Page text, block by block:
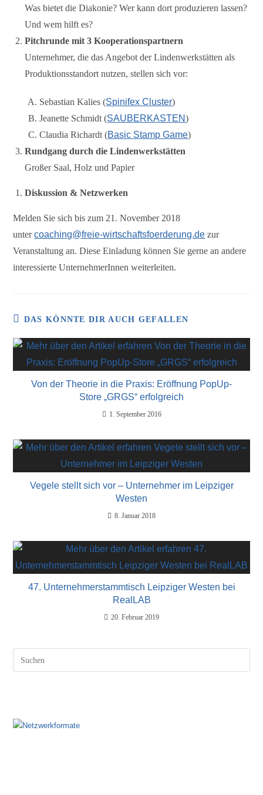
Was bietet die Diakonie? Wer kann dort produzieren lassen?
Und wem hilft es?
Pitchrunde mit 3 Kooperationspartnern
Unternehmer, die das Angebot der Lindenwerkstätten als
Produktionsstandort nutzen, stellen sich vor:
Sebastian Kalies (Spinifex Cluster)
Jeanette Schmidt (SAUBERKASTEN)
Claudia Richardt (Basic Stamp Game)
Rundgang durch die Lindenwerkstätten
Großer Saal, Holz und Papier
Diskussion & Netzwerken
Melden Sie sich bis zum 21. November 2018
untercoaching@freie-wirtschaftsfoerderung.de zur
Veranstaltung an. Diese Einladung können Sie gerne an andere
interessierte UnternehmerInnen weiterleiten.
DAS KÖNNTE DIR AUCH GEFALLEN
Von der Theorie in die Praxis: Eröffnung PopUp-
Store „GRGS“ erfolgreich
1. September 2016
Vegele stellt sich vor – Unternehmer im Leipziger
Westen
8. Januar 2018
47. Unternehmerstammtisch Leipziger Westen bei
RealLAB
20. Februar 2019